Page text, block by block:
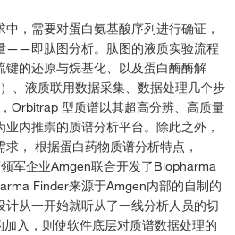
，需要对蛋白氨基酸序列进行确证，
——即肽图分析。肽图的液质实验流程
键的还原与烷基化、以及蛋白酶酶解
、液质联用数据采集、数据处理几个步
Orbitrap 型质谱以其超高分辨、高质量
内推崇的质谱分析平台。除此之外，
， 根据蛋白药物质谱分析特点，
军企业Amgen联合开发了Biopharma
Finder来源于Amgen内部的自制的
计从一开始就听从了一线分析人员的切
入，则使软件底层对质谱数据处理的